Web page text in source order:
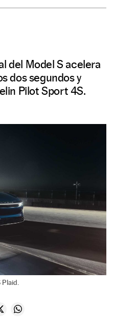
del Model S acelera
dos segundos y
Pilot Sport 4S.